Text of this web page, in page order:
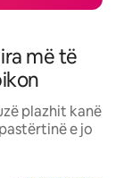
më të
plazhit kanë
e jo